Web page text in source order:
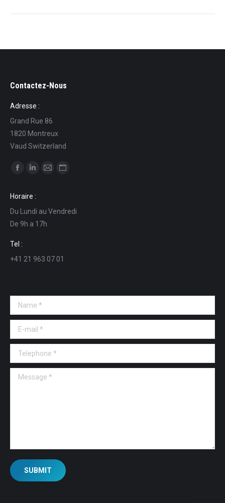
Contactez-Nous
Adresse :
Grand Rue 86
1820 Montreux
Vaud Switzerland
Find us on:
opens
in
new
window
opens
in
new
in
in
Horaire :
Du Lundi au Vendredi
De 9h a 17h
Tel :
+41 21 963 07 01
Name *
E-mail *
Telephone *
Message *
SUBMIT